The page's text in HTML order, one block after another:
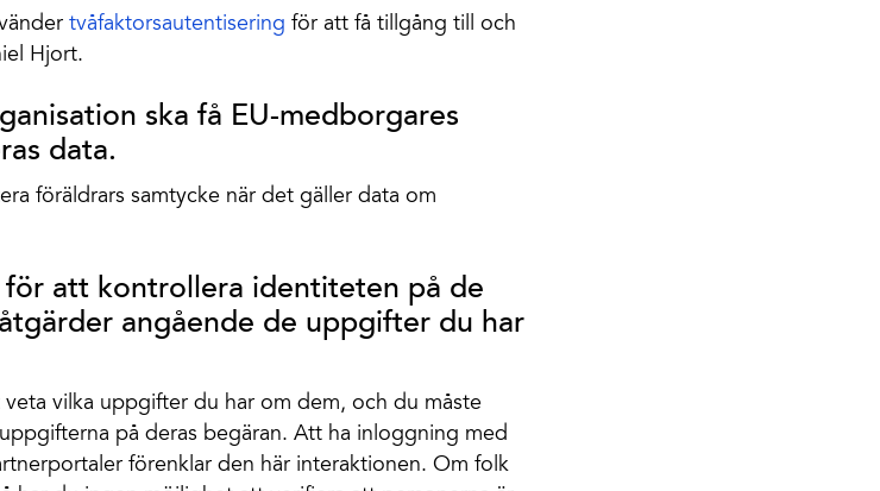
tvåfaktorsautentisering för att få tillgång till och
Hjort.
ska få EU-medborgares
data.
föräldrars samtycke när det gäller data om
att kontrollera identiteten på de
angående de uppgifter du har
vilka uppgifter du har om dem, och du måste
på deras begäran. Att ha inloggning med
förenklar den här interaktionen. Om folk